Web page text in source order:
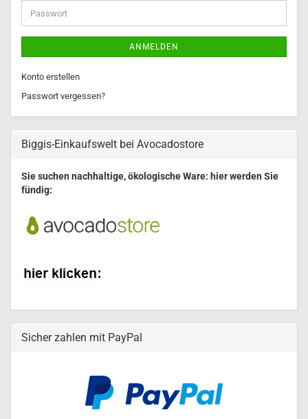
Passwort
ANMELDEN
Konto erstellen
Passwort vergessen?
Biggis-Einkaufswelt bei Avocadostore
Sie suchen nachhaltige, ökologische Ware: hier werden Sie
fündig:
Sicher zahlen mit PayPal